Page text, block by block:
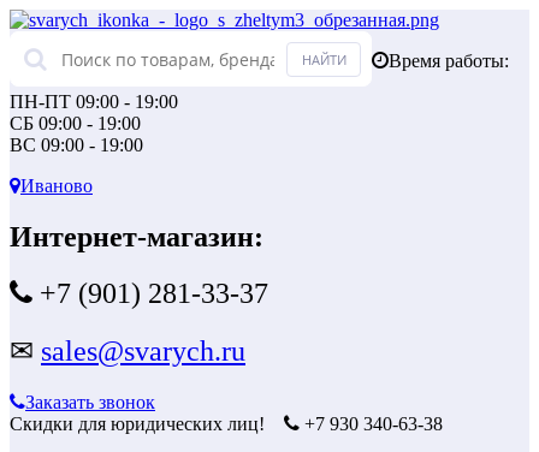
Время работы:
ПН-ПТ 09:00 - 19:00
СБ 09:00 - 19:00
ВС 09:00 - 19:00
Иваново
Интернет-магазин:
+7 (901) 281-33-37
✉ sales@svarych.ru
Заказать звонок
Скидки для юридических лиц!
+7 930 340-63-38